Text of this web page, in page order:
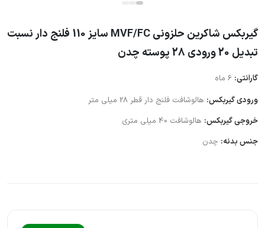
گیربکس شاکرین حلزونی MVF/FC سایز 110 فلنج دار نسبت
تبدیل 20 ورودی 28 پوسته چدن
گارانتی:
ورودی گیربکس: هالوشافت فلنج دار قطر 28 میلی متر
خروجی گیربکس: هالوشافت 40 میلی متری
جنس بدنه: چدن